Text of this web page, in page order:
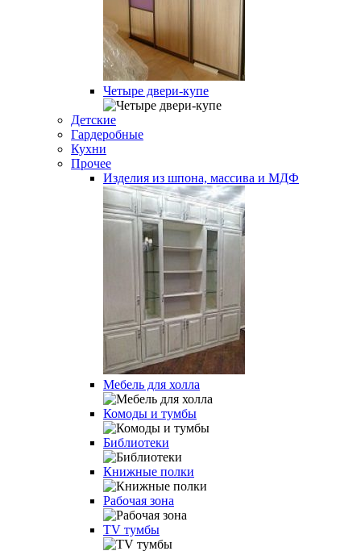
Четыре двери-купе
Детские
Гардеробные
Кухни
Прочее
Изделия из шпона, массива и МДФ
Мебель для холла
Комоды и тумбы
Библиотеки
Книжные полки
Рабочая зона
TV тумбы